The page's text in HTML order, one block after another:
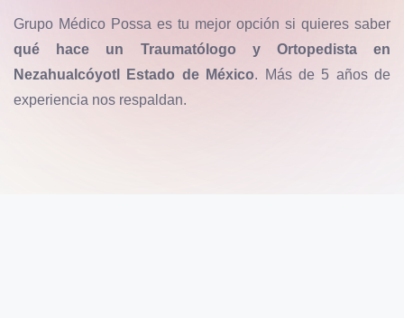
Grupo Médico Possa es tu mejor opción si quieres saber
qué hace un Traumatólogo y Ortopedista en
Nezahualcóyotl Estado de México. Más de 5 años de
experiencia nos respaldan.